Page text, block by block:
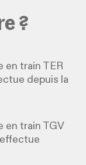
?
en train TER
depuis la
en train TGV